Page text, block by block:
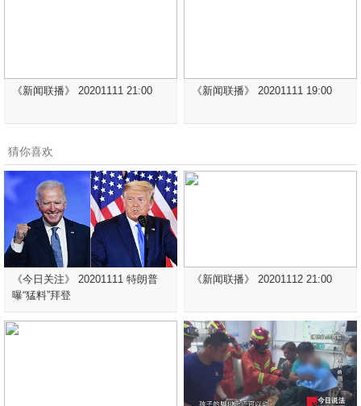
《新闻联播》 20201111 21:00 《新闻联播》 20201111 19:00
猜你喜欢
《今日关注》 20201111 特朗普
曝“猛料”拜登
《新闻联播》 20201112 21:00